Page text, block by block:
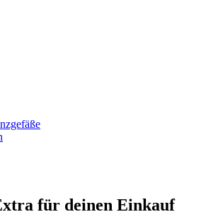
für deinen Einkauf